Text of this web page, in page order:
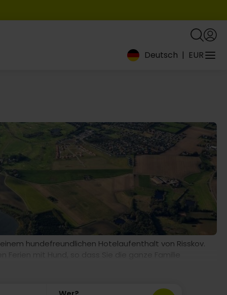
Deutsch | EUR
hundefreundlichen Hotelaufenthalt von Risskov.
mit Hund, so dass Sie die ganze Familie
in Maribo!